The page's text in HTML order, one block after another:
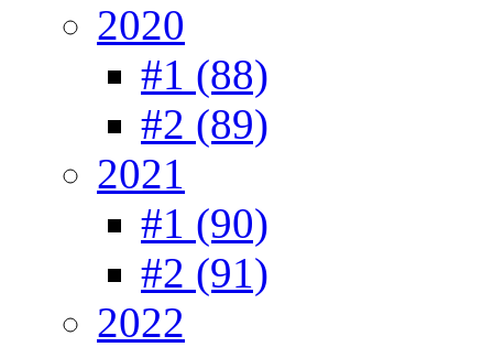
2020
#1 (88)
#2 (89)
2021
#1 (90)
#2 (91)
2022